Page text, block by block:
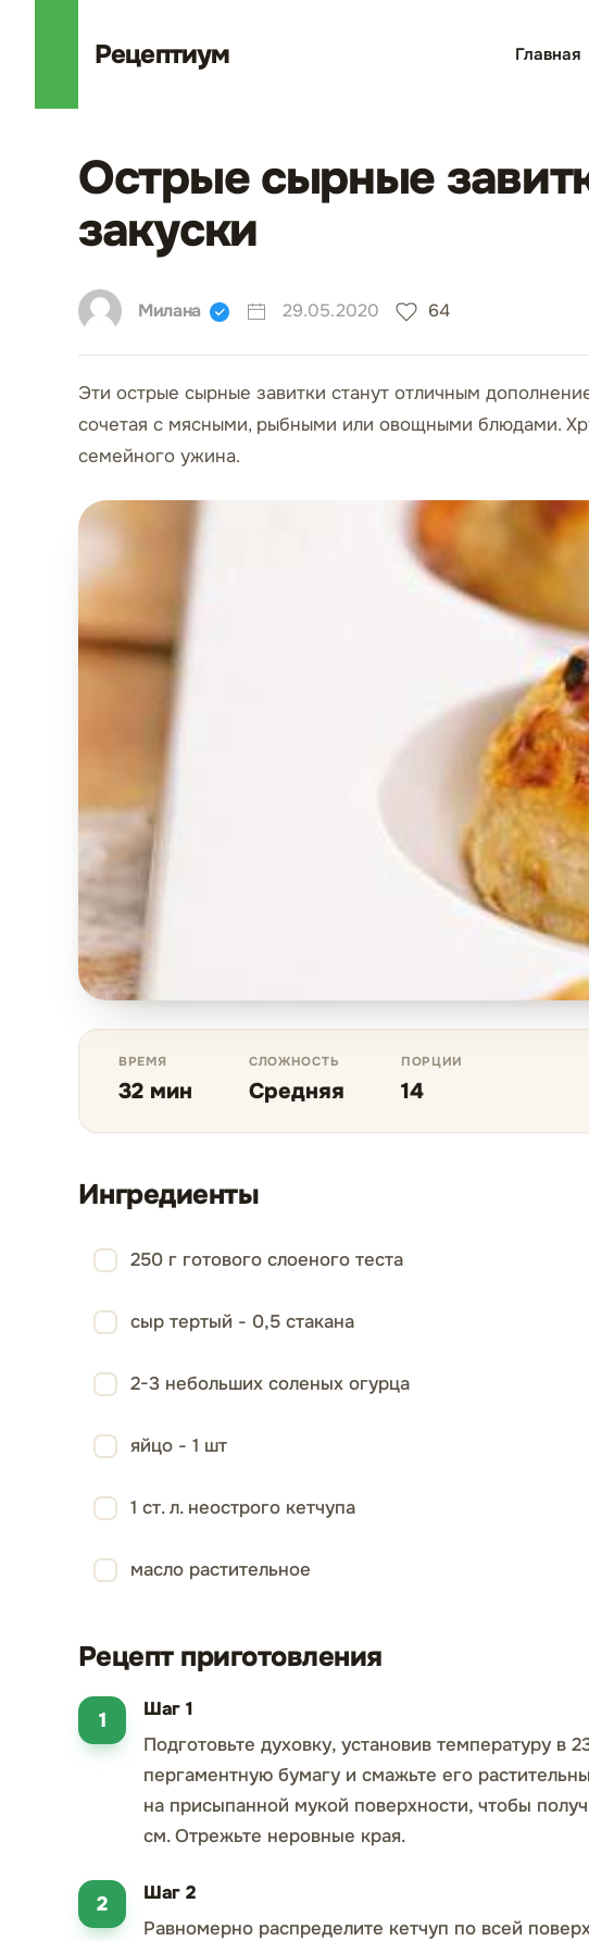
Рецептиум Главная
Острые сырные
закуски
Милана 29.05.2020 64
Эти острые сырные завитки станут отличным
сочетая с мясными, рыбными или овощными блюдами.
семейного ужина.
ВРЕМЯ
32 мин
СЛОЖНОСТЬ
Средняя
ПОРЦИИ
14
Ингредиенты
250 г готового слоеного теста
сыр тертый - 0,5 стакана
2-3 небольших соленых огурца
яйцо - 1 шт
1 ст. л. неострого кетчупа
масло растительное
Рецепт приготовления
Шаг 1
Подготовьте духовку, установив температуру в
пергаментную бумагу и смажьте его
на присыпанной мукой поверхности, чтобы
см. Отрежьте неровные края.
Шаг 2
Равномерно распределите кетчуп по всей